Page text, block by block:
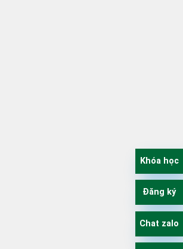
Khóa học
Đăng ký
Chat zalo